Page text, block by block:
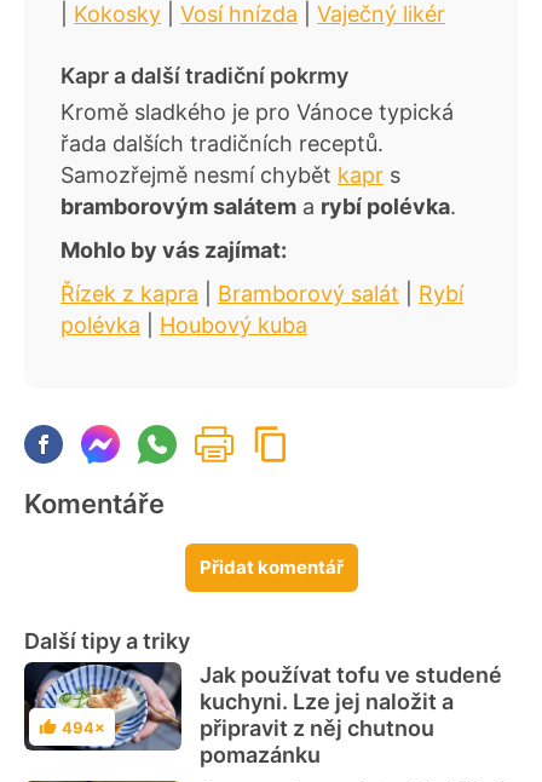
Kokosky Vosí hnízda Vaječný likér
Kapr a další tradiční pokrmy
Kromě sladkého je pro Vánoce typická
řada dalších tradičních receptů.
Samozřejmě nesmí chybět kapr s
bramborovým salátem a rybí polévka.
Mohlo by vás zajímat:
Řízek z kapra
Bramborový salát
Rybí
polévka
Houbový kuba
Komentáře
Přidat komentář
Další tipy a triky
Hodnocení
494×
Jak používat tofu ve studené
kuchyni. Lze jej naložit a
připravit z něj chutnou
pomazánku